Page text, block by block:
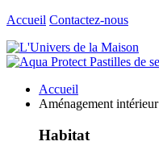
Accueil Contactez-nous
Accueil
Aménagement intérieur
Habitat